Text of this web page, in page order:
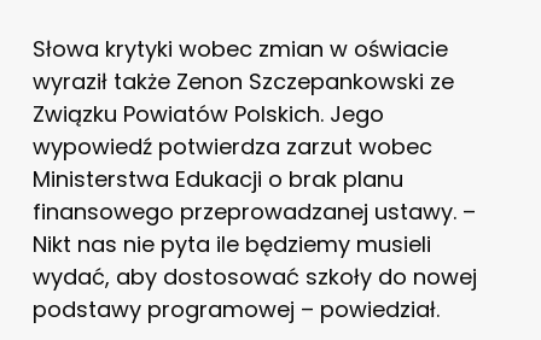
Słowa krytyki wobec zmian w oświacie
wyraził także Zenon Szczepankowski ze
Związku Powiatów Polskich. Jego
wypowiedź potwierdza zarzut wobec
Ministerstwa Edukacji o brak planu
finansowego przeprowadzanej ustawy. –
Nikt nas nie pyta ile będziemy musieli
wydać, aby dostosować szkoły do nowej
podstawy programowej – powiedział.